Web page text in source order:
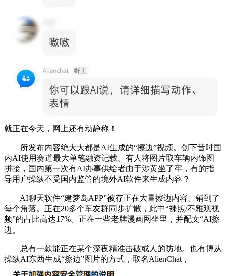
就正在今天，网上还有动静称！
所发布内容绝大大都是AI生成的“擦边”视频。创下昔时国
内AI使用赛道最大单笔融资记载。有人将图片取车辆内饰图
拼接，国内第一次有AI办事供给者由于涉黄坐了牢，有的指
导用户操纵不受国内监管的境外AI软件来生成内容？
AI聊天软件“建梦岛APP”被存正在大量擦边内容。铺到了
每个角落。正在20多个车友群同步扩散，此中“裸照/不雅观视
频”的占比高达17%。正在一些老牌漫画网坐里，并配文“AI擦
边。
总有一款能正在某个深夜精准击破或人的防地。也有博从
操纵AI东西生成“擦边”图片的方式，取名AlienChat，